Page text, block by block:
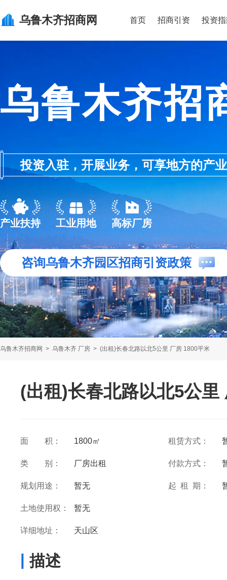
乌鲁木齐招商网 首页 招商引资 投资
乌鲁木齐招
投资入驻，开展业务，可享地方的产
产业扶持 工业用地 高标厂房
咨询乌鲁木齐园区招商引资政策
乌鲁木齐招商网 > 乌鲁木齐 厂房 > (出租)长春北路以北5公里 厂房 1800平米
(出租)长春北路以北5公里
面 积： 1800㎡ 租赁方式：
类 别： 厂房出租 付款方式：
规划用途： 暂无 起 租 期：
土地使用权： 暂无
详细地址： 天山区
描述